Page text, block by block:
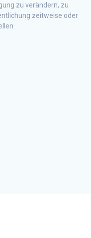
zu verändern, zu
zeitweise oder